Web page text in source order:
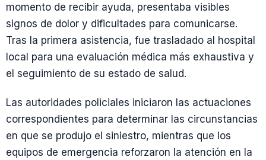
momento de recibir ayuda, presentaba visibles
signos de dolor y dificultades para comunicarse.
Tras la primera asistencia, fue trasladado al hospital
local para una evaluación médica más exhaustiva y
el seguimiento de su estado de salud.
Las autoridades policiales iniciaron las actuaciones
correspondientes para determinar las circunstancias
en que se produjo el siniestro, mientras que los
equipos de emergencia reforzaron la atención en la